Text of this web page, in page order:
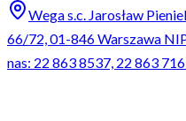
Wega s.c. Jarosław
66/72, 01-846 Warszawa
nas: 22 863 8537, 22 863